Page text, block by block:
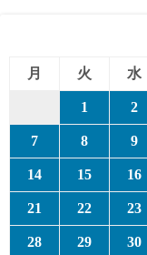
月
火 水
1 2
7 8 9
14 15 16
21 22 23
28 29 30